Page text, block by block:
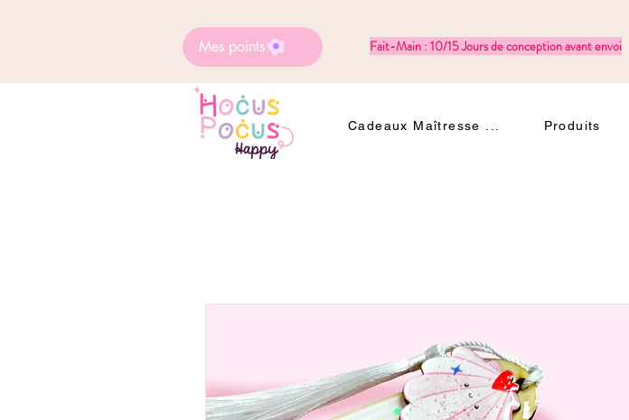
Mes points Fait-Main : 10/15 Jours de conception avant envoi
Cadeaux Maîtresse ... Produits